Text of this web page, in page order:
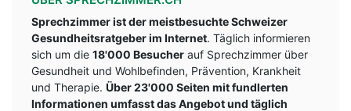
Sprechzimmer ist der meistbesuchte Schweizer
Gesundheitsratgeber im Internet. Täglich informieren
sich um die 18'000 Besucher auf Sprechzimmer über
Gesundheit und Wohlbefinden, Prävention, Krankheit
und Therapie. Über 23'000 Seiten mit fundlerten
Informationen umfasst das Angebot und täglich